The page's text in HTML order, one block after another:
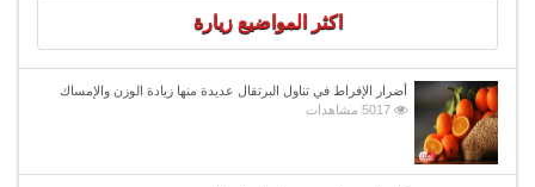
اكثر المواضيع زيارة
أضرار الإفراط في تناول البرتقال عديدة منها زيادة الوزن والإمساك
5017 مشاهدات